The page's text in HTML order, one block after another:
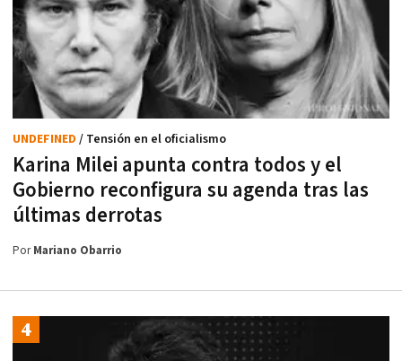
Karina Milei apunta contra todos y el
Gobierno reconfigura su agenda tras las
últimas derrotas
UNDEFINED / Tensión en el oficialismo
PorMariano Obarrio